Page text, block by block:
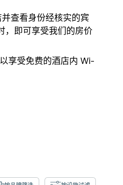
查看身份经核实的宾
，即可享受我们的房价
享受免费的酒店内 Wi-